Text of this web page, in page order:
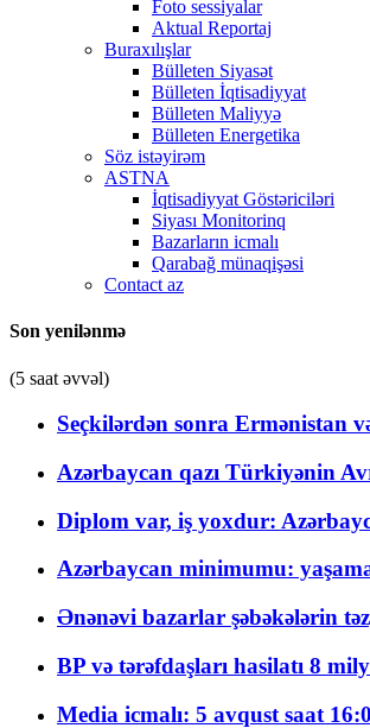
Foto sessiyalar
Aktual Reportaj
Buraxılışlar
Bülleten Siyasət
Bülleten İqtisadiyyat
Bülleten Maliyyə
Bülleten Energetika
Söz istəyirəm
ASTNA
İqtisadiyyat Göstəriciləri
Siyası Monitorinq
Bazarların icmalı
Qarabağ münaqişəsi
Contact az
Son yenilənmə
(5 saat əvvəl)
Seçkilərdən sonra Ermənistan
Azərbaycan qazı Türkiyənin
Diplom var, iş yoxdur:
Azərbaycan minimumu:
Ənənəvi bazarlar şəbəkələrin
BP və tərəfdaşları hasilatı 8
Media icmalı: 5 avqust saat